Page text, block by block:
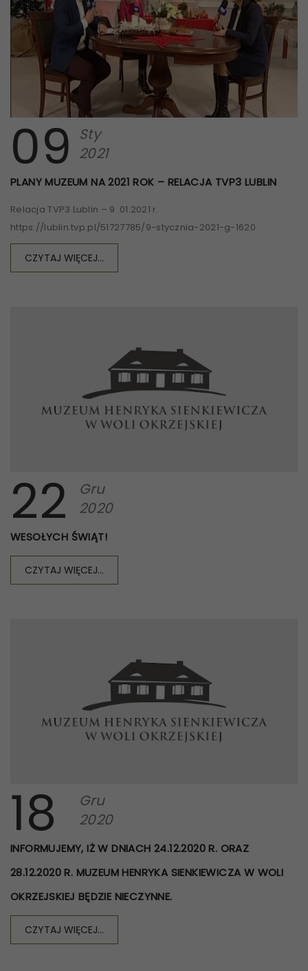
09
Sty
2021
PLANY MUZEUM NA 2021 ROK – RELACJA TVP3 LUBLIN
Relacja TVP3 Lublin – 9 .01.2021 r.
https://lublin.tvp.pl/51727785/9-stycznia-2021-g-1620
CZYTAJ WIĘCEJ...
22
Gru
2020
WESOŁYCH ŚWIĄT!
CZYTAJ WIĘCEJ...
18
Gru
2020
INFORMUJEMY, IŻ W DNIACH 24.12.2020 R. ORAZ
28.12.2020 R. MUZEUM HENRYKA SIENKIEWICZA W WOLI
OKRZEJSKIEJ BĘDZIE NIECZYNNE.
CZYTAJ WIĘCEJ...